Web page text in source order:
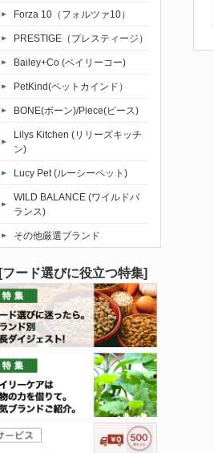
Forza 10（フォルツァ10）
PRESTIGE（プレスティージ）
Bailey+Co (ベイリーコー)
PetKind(ペットカインド）
BONE(ボーン)/Piece(ピース)
Lilys Kitchen (リリーズキッチ
ン)
Lucy Pet (ルーシーペット)
WILD BALANCE (ワイルドバ
ランス)
その他厳選ブランド
[フード選びに役立つ特集]